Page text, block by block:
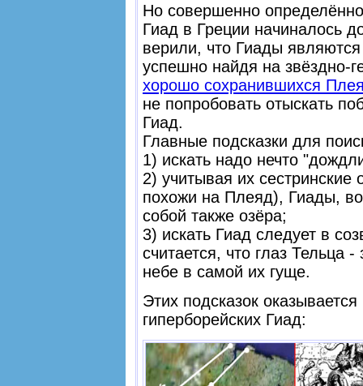
Но совершенно
Гиад в Греции начиналось
верили, что Гиады
успешно найдя на звёздно-
хорошо сохранившихся
не попробовать отыскать
Гиад.
Главные подсказки для
1) искать надо нечто
2) учитывая их
похожи на Плеяд), Гиады,
собой также озёра;
3) искать Гиад следует в
считается, что глаз Тельца
небе в самой их гуще.
Этих подсказок
гиперборейских Гиад: